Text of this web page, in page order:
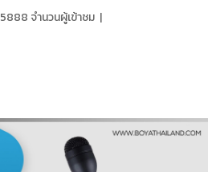
5888 จำนวนผู้เข้าชม |